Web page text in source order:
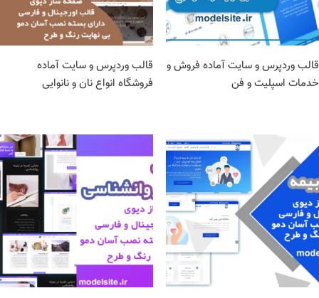
قالب وردپرس و سایت آماده فروش و
خدمات اسپلیت و فن
قالب وردپرس و سایت آماده
فروشگاه انواع نان و نانوایی